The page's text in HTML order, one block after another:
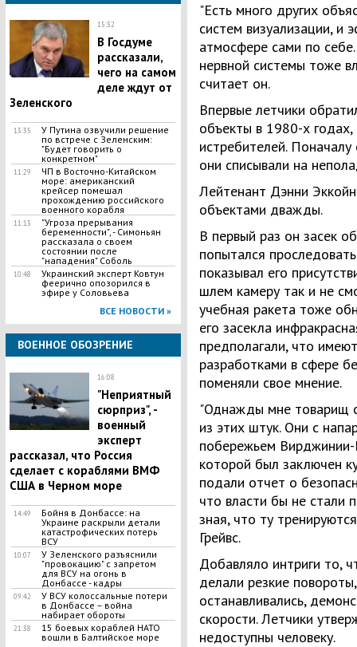
15:32
​В Госдуме
рассказали,
чего на самом
деле ждут от
Зеленского
13:35
У Путина озвучили решение
по встрече с Зеленским:
"Будет говорить о
конкретном"
11:29
ЧП в Восточно-Китайском
море: американский
крейсер помешал
прохождению российского
военного корабля
11:13
"Угроза прерывания
беременности", - Симоньян
рассказала о своем
состоянии после
"нападения" Соболь
10:48
Украинский эксперт Ковтун
феерично опозорился в
эфире у Соловьева
ВСЕ НОВОСТИ »
ВОЕННОЕ ОБОЗРЕНИЕ
16:08
"Неприятный
сюрприз", -
военный
эксперт
рассказал, что Россия
сделает с кораблями ВМФ
США в Черном море
14:49
Бойня в Донбассе: на
Украине раскрыли детали
катастрофических потерь
ВСУ
10:07
У Зеленского разъяснили
"провокацию" с запретом
для ВСУ на огонь в
Донбассе - кадры
09:42
У ВСУ колоссальные потери
в Донбассе – война
набирает обороты
21:38
15 боевых кораблей НАТО
вошли в Балтийское море
"Есть много других
систем визуализации, и
атмосфере сами по
нервной системы тоже
считает он.
Впервые летчики
объекты в 1980-х
истребителей. Поначалу
они списывали на
Лейтенант Дэнни
объектами дважды.
В первый раз он засек
попытался
показывал его
шлем камеру так и не
учебная ракета тоже
его засекла
предполагали, что
разработками в сфере
поменяли свое мнение.
"Однажды мне товарищ
из этих штук. Они с
побережьем Вирджинии-
которой был заключен
подали отчет о
что власти бы не стали
зная, что ту
Грейвс.
Добавляло интриги то,
делали резкие
останавливались,
скорости. Летчики
недоступны человеку.